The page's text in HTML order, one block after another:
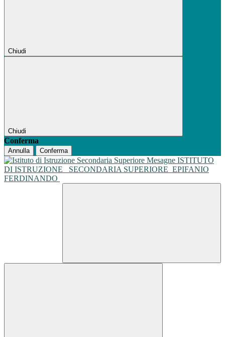
Chiudi
Chiudi
Conferma
Annulla Conferma
ISTITUTO
DI ISTRUZIONE
SECONDARIA SUPERIORE EPIFANIO
FERDINANDO